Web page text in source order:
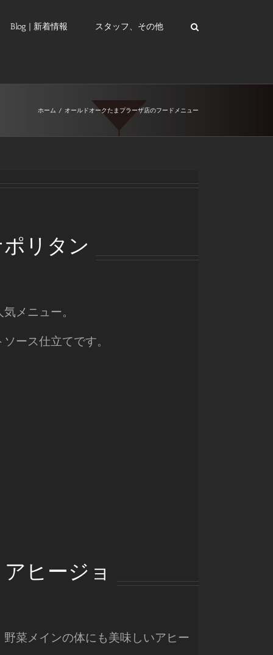
Blog | 新着情報 スタッフ、その他
ホーム / オールドオークたまプラーザ店のフードメニュー
リタン
メニュー。
ース仕立てです。
ヒージョ
菜メインの体にも美味しいアヒー